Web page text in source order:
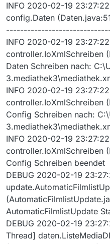
INFO 2020-02-19
config.Daten
INFO 2020-02-19
controller.IoXmlSchreiben
Daten Schreiben nach:
INFO 2020-02-19
controller.IoXmlSchreiben
Config Schreiben nach:
INFO 2020-02-19
controller.IoXmlSchreiben
Config Schreiben beendet
DEBUG 2020-02-19
AutomaticFilmlistUpdate
DEBUG 2020-02-19
Thread]